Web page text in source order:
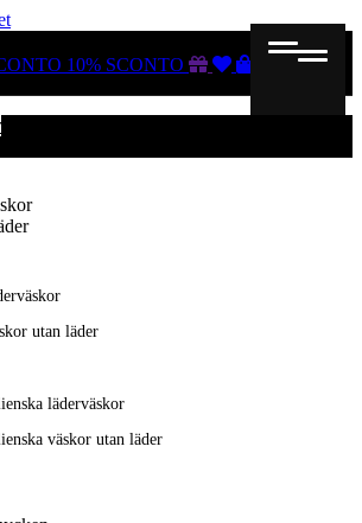
10% SCONTO Gutscheine
Wunschliste
Warenkorb
utan läder
läderväskor
väskor utan läder